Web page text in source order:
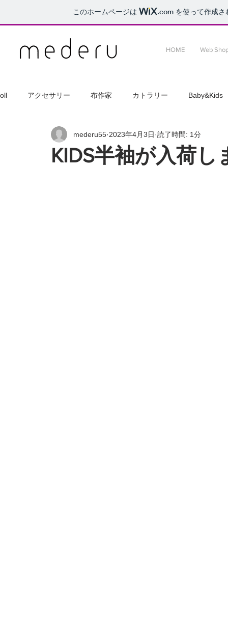
このホームページは .com を使って作成
HOME Web
oll アクセサリー 布作家 カトラリー Baby&Kids
KIDS半袖が入荷し
mederu55 2023年4月3日 読了時間: 1分